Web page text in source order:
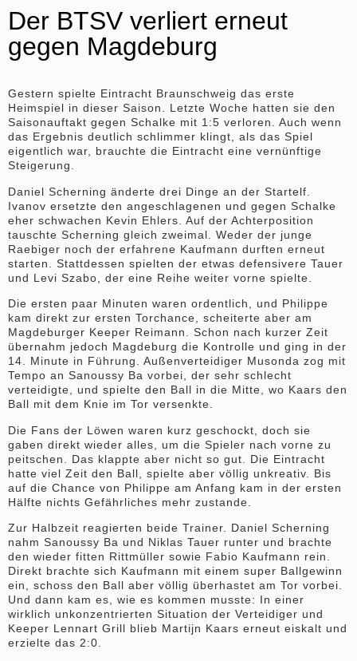
Der BTSV verliert erneut
gegen Magdeburg
Gestern spielte Eintracht Braunschweig das erste
Heimspiel in dieser Saison. Letzte Woche hatten sie den
Saisonauftakt gegen Schalke mit 1:5 verloren. Auch wenn
das Ergebnis deutlich schlimmer klingt, als das Spiel
eigentlich war, brauchte die Eintracht eine vernünftige
Steigerung.
Daniel Scherning änderte drei Dinge an der Startelf.
Ivanov ersetzte den angeschlagenen und gegen Schalke
eher schwachen Kevin Ehlers. Auf der Achterposition
tauschte Scherning gleich zweimal. Weder der junge
Raebiger noch der erfahrene Kaufmann durften erneut
starten. Stattdessen spielten der etwas defensivere Tauer
und Levi Szabo, der eine Reihe weiter vorne spielte.
Die ersten paar Minuten waren ordentlich, und Philippe
kam direkt zur ersten Torchance, scheiterte aber am
Magdeburger Keeper Reimann. Schon nach kurzer Zeit
übernahm jedoch Magdeburg die Kontrolle und ging in der
14. Minute in Führung. Außenverteidiger Musonda zog mit
Tempo an Sanoussy Ba vorbei, der sehr schlecht
verteidigte, und spielte den Ball in die Mitte, wo Kaars den
Ball mit dem Knie im Tor versenkte.
Die Fans der Löwen waren kurz geschockt, doch sie
gaben direkt wieder alles, um die Spieler nach vorne zu
peitschen. Das klappte aber nicht so gut. Die Eintracht
hatte viel Zeit den Ball, spielte aber völlig unkreativ. Bis
auf die Chance von Philippe am Anfang kam in der ersten
Hälfte nichts Gefährliches mehr zustande.
Zur Halbzeit reagierten beide Trainer. Daniel Scherning
nahm Sanoussy Ba und Niklas Tauer runter und brachte
den wieder fitten Rittmüller sowie Fabio Kaufmann rein.
Direkt brachte sich Kaufmann mit einem super Ballgewinn
ein, schoss den Ball aber völlig überhastet am Tor vorbei.
Und dann kam es, wie es kommen musste: In einer
wirklich unkonzentrierten Situation der Verteidiger und
Keeper Lennart Grill blieb Martijn Kaars erneut eiskalt und
erzielte das 2:0.